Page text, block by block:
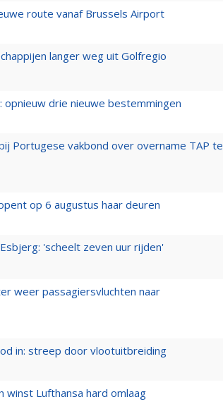
route vanaf Brussels Airport
langer weg uit Golfregio
drie nieuwe bestemmingen
Portugese vakbond over overname TAP te
op 6 augustus haar deuren
'scheelt zeven uur rijden'
weer passagiersvluchten naar
in: streep door vlootuitbreiding
winst Lufthansa hard omlaag